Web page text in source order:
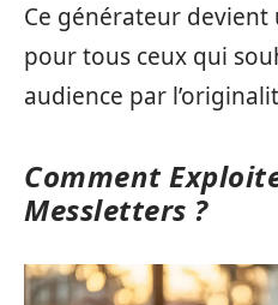
Ce générateur
pour tous ceux qui
audience par
Comment
Messletters ?